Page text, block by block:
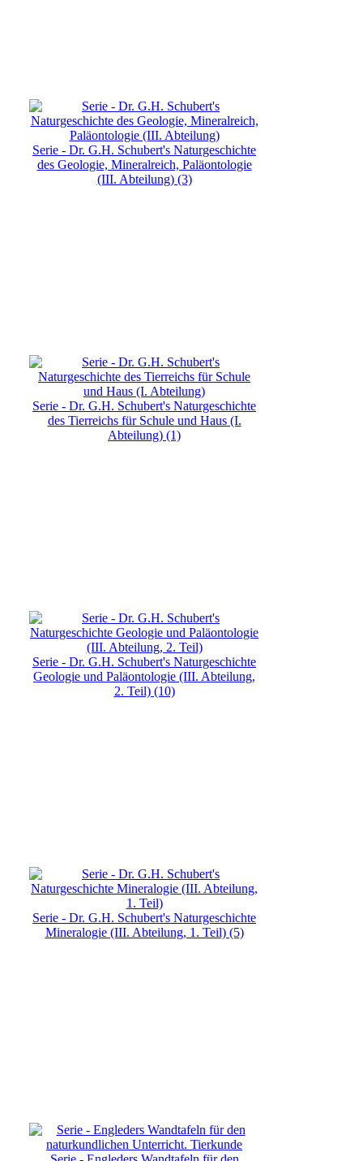
Serie - Dr. G.H. Schubert's Naturgeschichte
des Geologie, Mineralreich, Paläontologie
(III. Abteilung) (3)
Serie - Dr. G.H. Schubert's Naturgeschichte
des Tierreichs für Schule und Haus (I.
Abteilung) (1)
Serie - Dr. G.H. Schubert's Naturgeschichte
Geologie und Paläontologie (III. Abteilung,
2. Teil) (10)
Serie - Dr. G.H. Schubert's Naturgeschichte
Mineralogie (III. Abteilung, 1. Teil) (5)